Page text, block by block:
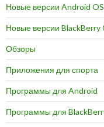
Новые версии Android OS
Новые версии BlackBerry
Обзоры
Приложения для спорта
Программы для Android
Программы для